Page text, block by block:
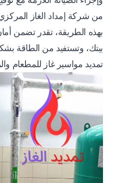
من شركة إمداد الغاز
بهذه الطريقة، تقدر تضمن
بيتك، وتستفيد من الطاقة
تمديد مواسير غاز للمطعام